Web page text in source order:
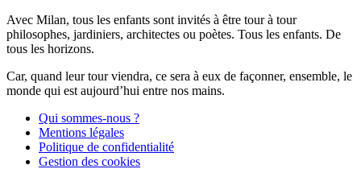
Avec Milan, tous les enfants sont invités à être tour à tour
philosophes, jardiniers, architectes ou poètes. Tous les enfants. De
tous les horizons.
Car, quand leur tour viendra, ce sera à eux de façonner, ensemble, le
monde qui est aujourd’hui entre nos mains.
Qui sommes-nous ?
Mentions légales
Politique de confidentialité
Gestion des cookies